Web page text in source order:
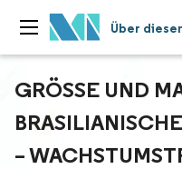
Über
GRÖSSE UND